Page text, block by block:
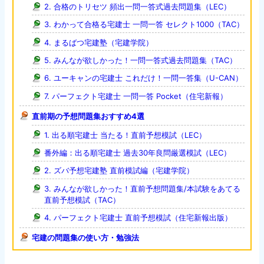
2. 合格のトリセツ 頻出一問一答式過去問題集（LEC）
3. わかって合格る宅建士 一問一答 セレクト1000（TAC）
4. まるばつ宅建塾（宅建学院）
5. みんなが欲しかった！一問一答式過去問題集（TAC）
6. ユーキャンの宅建士 これだけ！一問一答集（U-CAN）
7. パーフェクト宅建士 一問一答 Pocket（住宅新報）
直前期の予想問題集おすすめ4選
1. 出る順宅建士 当たる！直前予想模試（LEC）
番外編：出る順宅建士 過去30年良問厳選模試（LEC）
2. ズバ予想宅建塾 直前模試編（宅建学院）
3. みんなが欲しかった！直前予想問題集/本試験をあてる
直前予想模試（TAC）
4. パーフェクト宅建士 直前予想模試（住宅新報出版）
宅建の問題集の使い方・勉強法